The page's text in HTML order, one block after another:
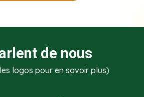
de nous
logos pour en savoir plus)